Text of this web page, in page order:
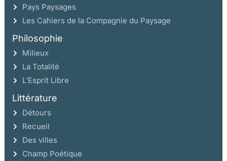
Pays Paysages
Les Cahiers de la Compagnie du Paysage
Philosophie
Milieux
La Totalité
L’Esprit Libre
Littérature
Détours
Recueil
Des villes
Champ Poétique